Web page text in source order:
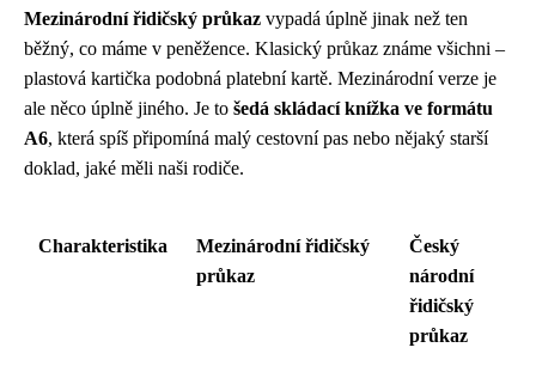
Mezinárodní řidičský průkaz vypadá úplně jinak než ten
běžný, co máme v peněžence. Klasický průkaz známe všichni –
plastová kartička podobná platební kartě. Mezinárodní verze je
ale něco úplně jiného. Je to šedá skládací knížka ve formátu
A6, která spíš připomíná malý cestovní pas nebo nějaký starší
doklad, jaké měli naši rodiče.
Charakteristika
Mezinárodní řidičský
průkaz
Český
národní
řidičský
průkaz